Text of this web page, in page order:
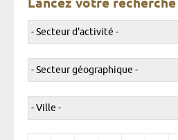
Lancez votre recherche